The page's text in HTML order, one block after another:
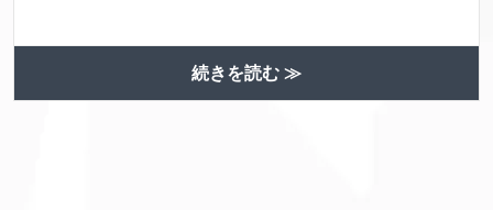
続きを読む ≫